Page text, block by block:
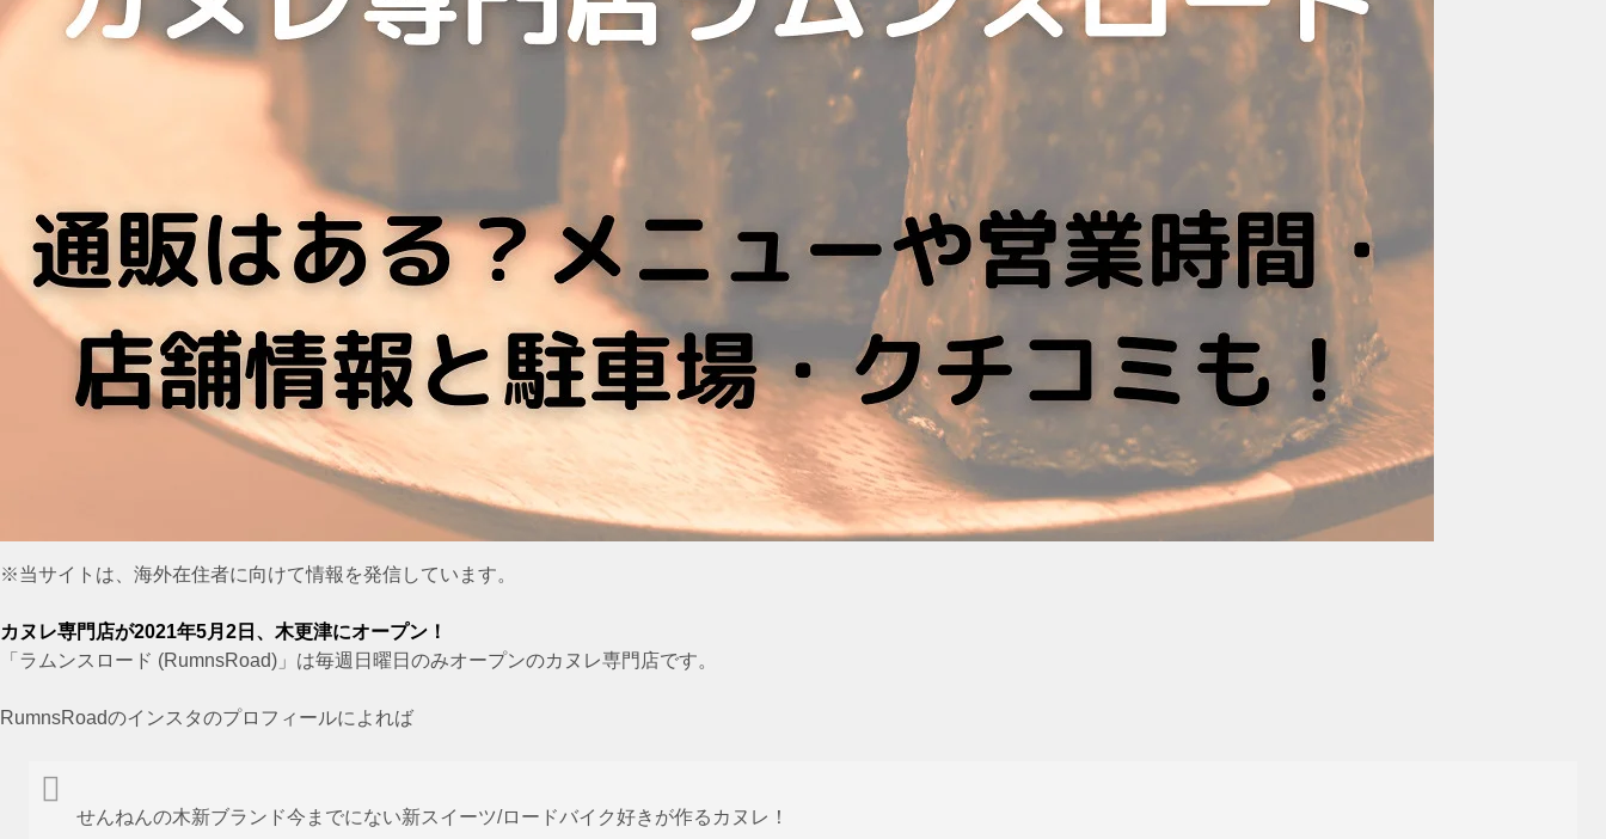
※当サイトは、海外在住者に向けて情報を発信しています。
カヌレ専門店が2021年5月2日、木更津にオープン！
「ラムンスロード (RumnsRoad)」は毎週日曜日のみオープンのカヌレ専門店です。
RumnsRoadのインスタのプロフィールによれば
せんねんの木新ブランド今までにない新スイーツ/ロードバイク好きが作るカヌレ！